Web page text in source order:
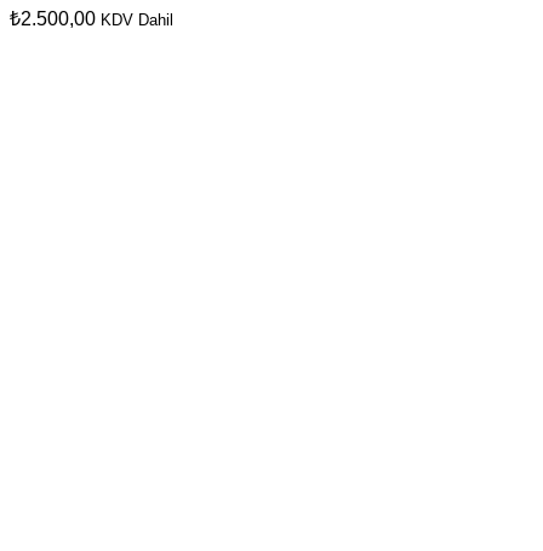
₺2.500,00 KDV Dahil